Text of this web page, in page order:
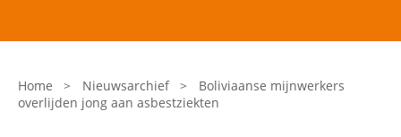
Laatste nieuws
Onze organisatie
Home > Nieuwsarchief >
Boliviaanse mijnwerkers
overlijden jong aan asbestziekten